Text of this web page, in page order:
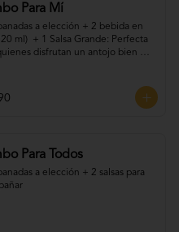
Para Mí
a elección + 2 bebida en
ml)  + 1 Salsa Grande: Perfecta
disfrutan un antojo bien
salsas caseras que le dan el
final. Ideal para una pausa rica,
Para Todos
a elección + 2 salsas para